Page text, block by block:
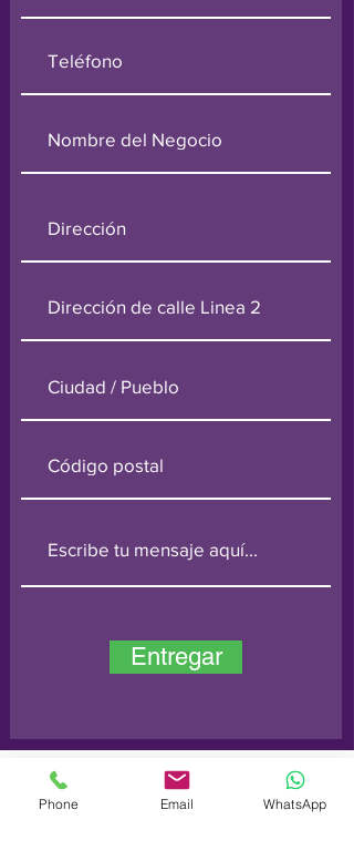
Entregar
Phone Email WhatsApp